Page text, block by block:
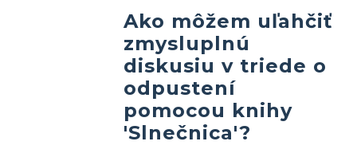
Ako môžem uľahčiť
zmysluplnú
diskusiu v triede o
odpustení
pomocou knihy
'Slnečnica'?